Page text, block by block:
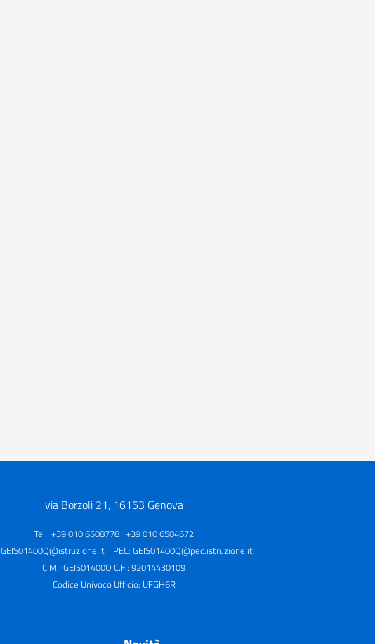
via Borzoli 21, 16153 Genova
Tel. +39 010 6508778 +39 010 6504672
GEIS01400Q@istruzione.itPEC: GEIS01400Q@pec.istruzione.it
C.M.: GEIS01400Q C.F.: 92014430109
Codice Univoco Ufficio: UFGH6R